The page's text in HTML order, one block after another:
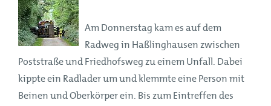
Am Donnerstag kam es auf dem
Radweg in Haßlinghausen zwischen
Poststraße und Friedhofsweg zu einem Unfall. Dabei
kippte ein Radlader um und klemmte eine Person mit
Beinen und Oberkörper ein. Bis zum Eintreffen des